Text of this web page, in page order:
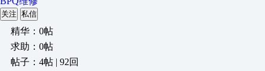
关注 私信
精华：0帖
求助：0帖
帖子：4帖 | 92回